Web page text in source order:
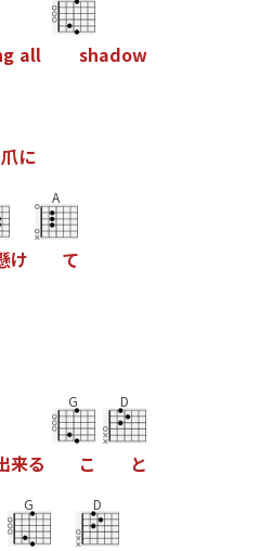
g all shadow
爪に
け
A
て
来る
G
こ
D
と
G D